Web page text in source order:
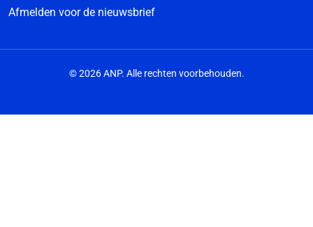
Afmelden voor de nieuwsbrief
© 2026 ANP. Alle rechten voorbehouden.